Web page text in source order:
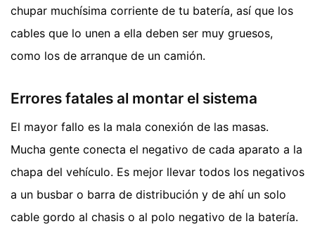
chupar muchísima corriente de tu batería, así que los
cables que lo unen a ella deben ser muy gruesos,
como los de arranque de un camión.
Errores fatales al montar el sistema
El mayor fallo es la mala conexión de las masas.
Mucha gente conecta el negativo de cada aparato a la
chapa del vehículo. Es mejor llevar todos los negativos
a un busbar o barra de distribución y de ahí un solo
cable gordo al chasis o al polo negativo de la batería.